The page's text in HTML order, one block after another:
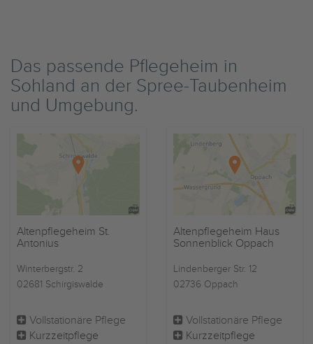
Das passende Pflegeheim in
Sohland an der Spree-Taubenheim
und Umgebung.
Altenpflegeheim St.
Antonius
Winterbergstr. 2
02681 Schirgiswalde
Vollstationäre Pflege
Kurzzeitpflege
Altenpflegeheim Haus
Sonnenblick Oppach
Lindenberger Str. 12
02736 Oppach
Vollstationäre Pflege
Kurzzeitpflege